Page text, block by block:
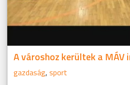
A városhoz kerültek a MÁV
gazdaság, sport